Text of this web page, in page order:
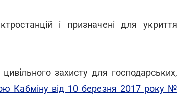
і призначені для укриття
захисту для господарських,
Кабміну від 10 березня 2017 року №